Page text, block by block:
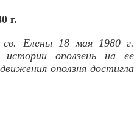
г.
св. Елены 18 мая 1980 г.
оползень на ее
оползня достигла